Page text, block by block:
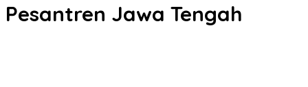
Pesantren Jawa Tengah